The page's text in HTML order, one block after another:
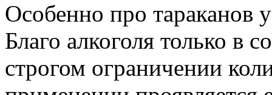
Особенно про тараканов
Благо алкоголя только в
строгом ограничении